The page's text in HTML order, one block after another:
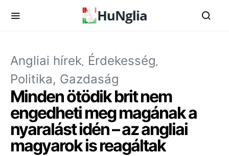
Angliai hírek Érdekesség
Politika, Gazdaság
Minden ötödik brit nem
engedheti meg magának a
nyaralást idén – az angliai
magyarok is reagáltak